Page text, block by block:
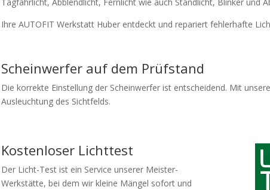
Tagfahrlicht, Abblendlicht, Fernlicht wie auch Standlicht, Blinker und
Ihre AUTOFIT Werkstatt Huber entdeckt und repariert fehlerhafte
Scheinwerfer auf dem Prüfstand
Die korrekte Einstellung der Scheinwerfer ist entscheidend. Mit
Ausleuchtung des Sichtfelds.
Kostenloser Lichttest
Der Licht-Test ist ein Service unserer Meister-
Werkstätte, bei dem wir kleine Mängel sofort und